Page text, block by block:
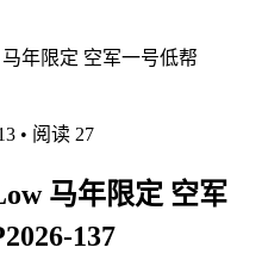
• 阅读 27
马年限定 空军
137